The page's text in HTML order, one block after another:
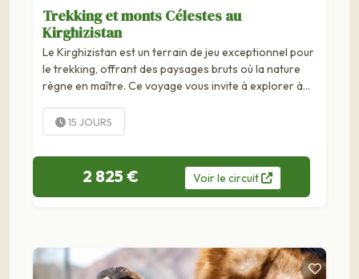
Trekking et monts Célestes au
Kirghizistan
Le Kirghizistan est un terrain de jeu exceptionnel pour
le trekking, offrant des paysages bruts où la nature
règne en maître. Ce voyage vous invite à explorer à
Célestes", en alternant vallées...
15 JOURS
2 825 € Voirle circuit